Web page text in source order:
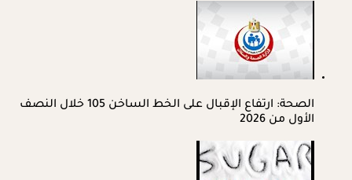
الصحة: ارتفاع الإقبال على الخط الساخن 105 خلال النصف
الأول من 2026